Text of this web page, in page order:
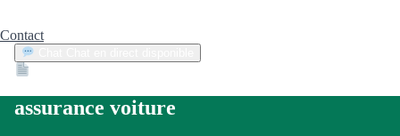
Contact
assurance voiture